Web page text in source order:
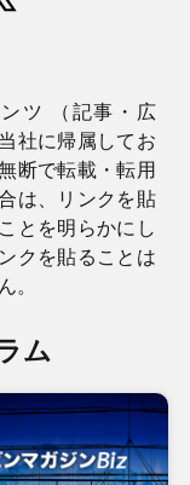
ツ （記事・広
社に帰属してお
断で転載・転用
は、リンクを貼
とを明らかにし
クを貼ることは
。
ム